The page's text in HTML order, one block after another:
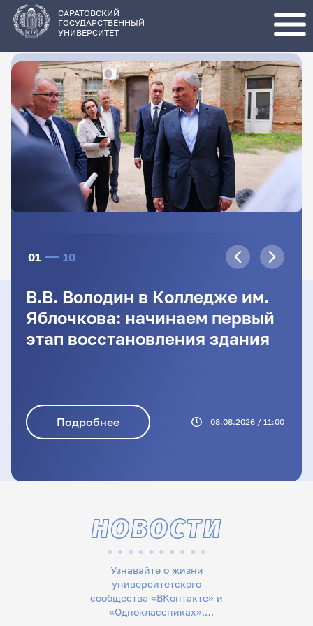
основному
содержанию
САРАТОВСКИЙ
ГОСУДАРСТВЕННЫЙ
УНИВЕРСИТЕТ
01 10
В.В. Володин в Колледже им.
Яблочкова: начинаем первый
этап восстановления здания
Подробнее 08.08.2026 / 11:00
Узнавайте о жизни
университетского
сообщества «ВКонтакте» и
«Одноклассниках»,
НОВОСТИ